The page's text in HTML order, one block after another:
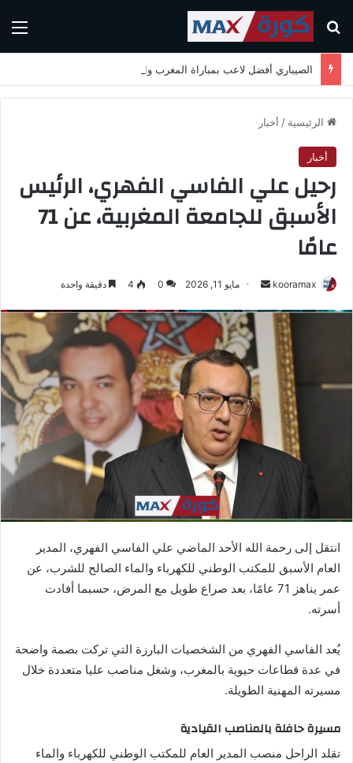
بحث عن
الرئيسية / أخبار
أخبار
رحيل علي الفاسي الفهري، الرئيس
الأسبق للجامعة المغربية، عن 71
عامًا
kooramax
س
ل
ر
ي
د
ل
ت
و
ن
ي
مايو 11, 2026 0
4 دقيقة واحدة
انتقل إلى رحمة الله الأحد الماضي علي الفاسي الفهري، المدير
العام الأسبق للمكتب الوطني للكهرباء والماء الصالح للشرب، عن
عمر يناهز 71 عامًا، بعد صراع طويل مع المرض، حسبما أفادت
أسرته.
يُعد الفاسي الفهري من الشخصيات البارزة التي تركت بصمة واضحة
في عدة قطاعات حيوية بالمغرب، وشغل مناصب عليا متعددة خلال
مسيرته المهنية الطويلة.
مسيرة حافلة بالمناصب القيادية
تقلد الراحل منصب المدير العام للمكتب الوطني للكهرباء والماء